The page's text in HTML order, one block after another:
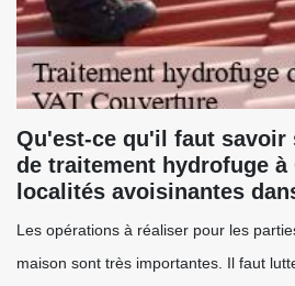
Qu'est-ce qu'il faut savoir
de traitement hydrofuge à
localités avoisinantes
Les opérations à réaliser pour les
maison sont très importantes. Il faut